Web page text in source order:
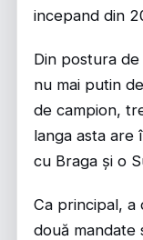
incepand din
Din postura
nu mai putin
de campion,
langa asta are
cu Braga și o
Ca principal, a
două mandate